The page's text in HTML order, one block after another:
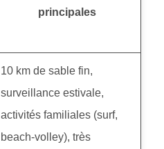
principales
10 km de sable fin,
surveillance estivale,
activités familiales (surf,
beach-volley), très